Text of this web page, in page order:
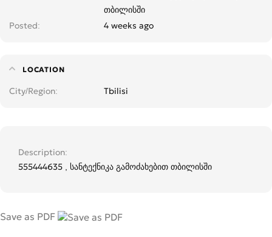
თბილისში
Posted
4 weeks ago
LOCATION
City/Region Tbilisi
Description
555444635 , სანტექნიკა გამოძახებით თბილისში
Save as PDF